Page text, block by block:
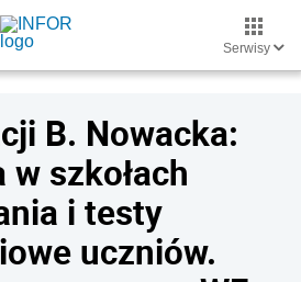
Serwisy
B. Nowacka:
w szkołach
i testy
uczniów.